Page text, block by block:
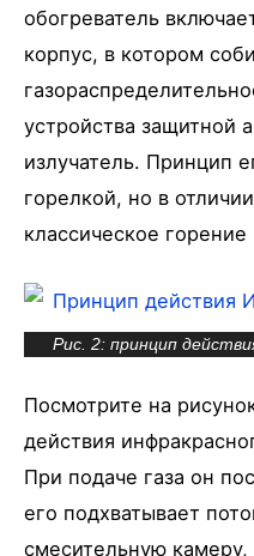
обогреватель
корпус, в котором
устройства защитной
излучатель. Принцип
горелкой, но в
классическое горение
Рис. 2: принцип
Посмотрите на
действия
При подаче газа он
его подхватывает
смесительную